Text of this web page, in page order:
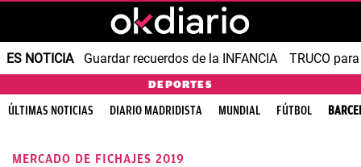
ES NOTICIA Guardar recuerdos de la INFANCIA TRUCO
DEPORTES
ÚLTIMAS NOTICIAS DIARIO MADRIDISTA MUNDIAL FÚTBOL
MERCADO DE FICHAJES 2019